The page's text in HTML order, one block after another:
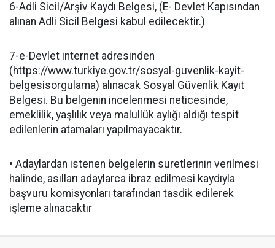
6-Adli Sicil/Arşiv Kaydı Belgesi, (E- Devlet Kapısından
alınan Adli Sicil Belgesi kabul edilecektir.)
7-e-Devlet internet adresinden
(https://www.turkiye.gov.tr/sosyal-guvenlik-kayit-
belgesisorgulama) alınacak Sosyal Güvenlik Kayıt
Belgesi. Bu belgenin incelenmesi neticesinde,
emeklilik, yaşlılık veya malullük aylığı aldığı tespit
edilenlerin atamaları yapılmayacaktır.
• Adaylardan istenen belgelerin suretlerinin verilmesi
halinde, asılları adaylarca ibraz edilmesi kaydıyla
başvuru komisyonları tarafından tasdik edilerek
işleme alınacaktır